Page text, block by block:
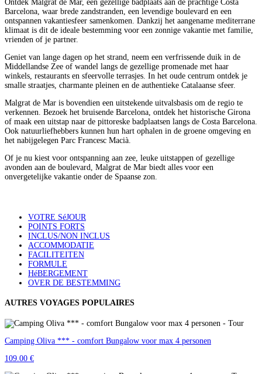
Ontdek Malgrat de Mar, een gezellige badplaats aan de prachtige Costa
Barcelona, waar brede zandstranden, een levendige boulevard en een
ontspannen vakantiesfeer samenkomen. Dankzij het aangename mediterrane
klimaat is dit de ideale bestemming voor een zonnige vakantie met familie,
vrienden of je partner.
Geniet van lange dagen op het strand, neem een verfrissende duik in de
Middellandse Zee of wandel langs de gezellige promenade met haar
winkels, restaurants en sfeervolle terrasjes. In het oude centrum ontdek je
smalle straatjes, charmante pleinen en de authentieke Catalaanse sfeer.
Malgrat de Mar is bovendien een uitstekende uitvalsbasis om de regio te
verkennen. Bezoek het bruisende Barcelona, ontdek het historische Girona
of maak een uitstap naar de pittoreske badplaatsen langs de Costa Barcelona.
Ook natuurliefhebbers kunnen hun hart ophalen in de groene omgeving en
het nabijgelegen Parc Francesc Macià.
Of je nu kiest voor ontspanning aan zee, leuke uitstappen of gezellige
avonden aan de boulevard, Malgrat de Mar biedt alles voor een
onvergetelijke vakantie onder de Spaanse zon.
VOTRE SéJOUR
POINTS FORTS
INCLUS/NON INCLUS
ACCOMMODATIE
FACILITEITEN
FORMULE
HéBERGEMENT
OVER DE BESTEMMING
AUTRES VOYAGES POPULAIRES
Camping Oliva *** - comfort Bungalow voor max 4 personen
109.00 €